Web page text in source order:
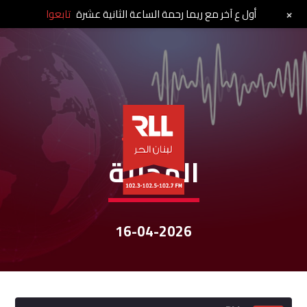
نشرات الأخبار
المحليّة
16-04-2026
أول ع آخر مع ريما رحمة الساعة الثانية عشرة تابعوا +